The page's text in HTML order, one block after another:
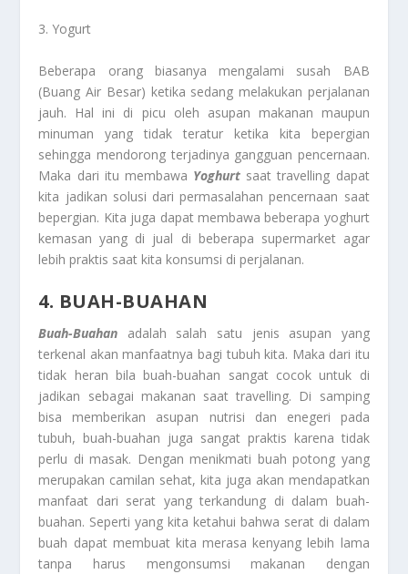
3. Yogurt
Beberapa orang biasanya mengalami susah BAB
(Buang Air Besar) ketika sedang melakukan perjalanan
jauh. Hal ini di picu oleh asupan makanan maupun
minuman yang tidak teratur ketika kita bepergian
sehingga mendorong terjadinya gangguan pencernaan.
Maka dari itu membawa Yoghurt saat travelling dapat
kita jadikan solusi dari permasalahan pencernaan saat
bepergian. Kita juga dapat membawa beberapa yoghurt
kemasan yang di jual di beberapa supermarket agar
lebih praktis saat kita konsumsi di perjalanan.
4. BUAH-BUAHAN
Buah-Buahan adalah salah satu jenis asupan yang
terkenal akan manfaatnya bagi tubuh kita. Maka dari itu
tidak heran bila buah-buahan sangat cocok untuk di
jadikan sebagai makanan saat travelling. Di samping
bisa memberikan asupan nutrisi dan enegeri pada
tubuh, buah-buahan juga sangat praktis karena tidak
perlu di masak. Dengan menikmati buah potong yang
merupakan camilan sehat, kita juga akan mendapatkan
manfaat dari serat yang terkandung di dalam buah-
buahan. Seperti yang kita ketahui bahwa serat di dalam
buah dapat membuat kita merasa kenyang lebih lama
tanpa harus mengonsumsi makanan dengan